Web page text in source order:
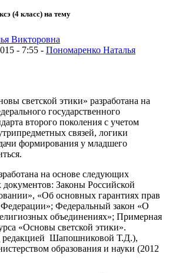
(4 класс) на тему
- 7:55 - Пономаренко Наталья
светской этики» разработана на
государственного
второго поколения с учетом
связей, логики
формирования у младшего
на основе следующих
Законы Российской
«Об основных гарантиях прав
Федерации»; Федеральный закон «О
объединениях»; Примерная
«Основы светской этики».
Шапошниковой Т.Д.),
образования и науки (2012